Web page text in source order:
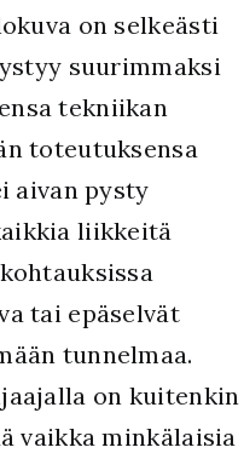
on selkeästi
suurimmaksi
tekniikan
toteutuksensa
aivan pysty
liikkeitä
tai epäselvät
tunnelmaa.
on kuitenkin
vaikka minkälaisia